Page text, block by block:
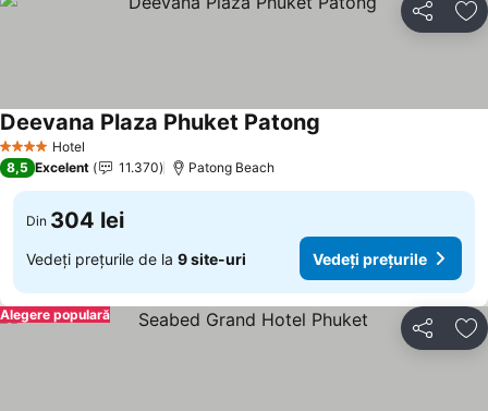
Distribuiți
4 Stele Hotel
Deevana Plaza Phuket Patong
8,5 Excelent 11.370 Patong Beach
Din 304 lei
Vedeți prețurile de la 9 site-uri Vedeți prețurile
Distribuiți
Alegere populară